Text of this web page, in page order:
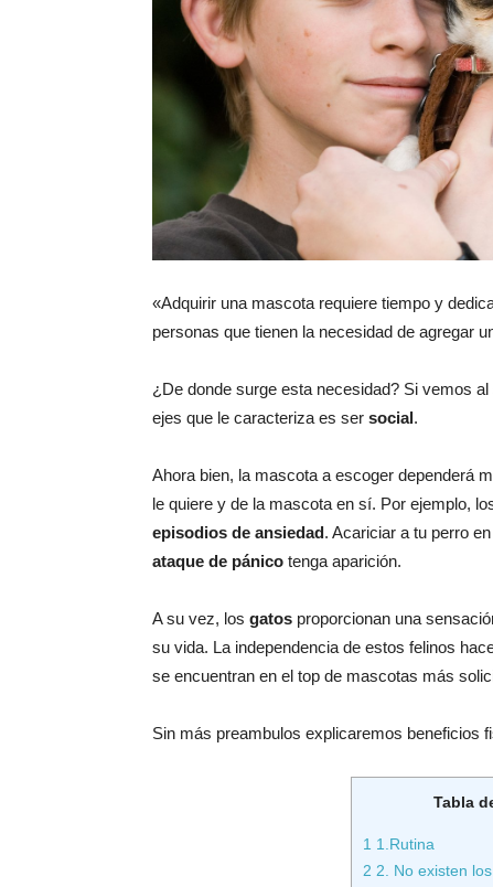
«Adquirir una mascota requiere tiempo y
personas que tienen la necesidad de agregar
¿De donde surge esta necesidad? Si vemos
ejes que le caracteriza es ser social.
Ahora bien, la mascota a escoger dependerá
le quiere y de la mascota en sí. Por ejemplo,
episodios de ansiedad. Acariciar a tu perro
ataque de pánico tenga aparición.
A su vez, los gatos proporcionan una
su vida. La independencia de estos felinos
se encuentran en el top de mascotas más
Sin más preambulos explicaremos beneficios
Tabla
1 1.Rutina
2 2. No existen